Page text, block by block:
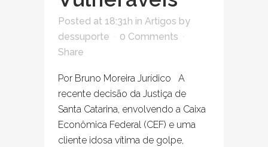
Posted at 18:31h in Artigos by
dessuporte
0 Comments
Share
Por Bruno Moreira Jurídico A
recente decisão da Justiça de
Santa Catarina, envolvendo a Caixa
Econômica Federal (CEF) e uma
cliente idosa vítima de golpe,